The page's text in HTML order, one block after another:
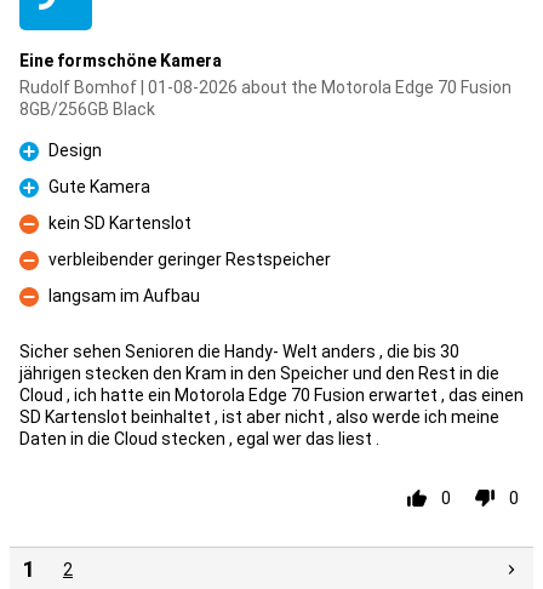
Eine formschöne Kamera
Rudolf Bomhof | 01-08-2026 about the Motorola Edge 70 Fusion
8GB/256GB Black
Pro
Design
Pro
Gute Kamera
Con
kein SD Kartenslot
Con
verbleibender geringer Restspeicher
Con
langsam im Aufbau
Sicher sehen Senioren die Handy- Welt anders , die bis 30
jährigen stecken den Kram in den Speicher und den Rest in die
Cloud , ich hatte ein Motorola Edge 70 Fusion erwartet , das einen
SD Kartenslot beinhaltet , ist aber nicht , also werde ich meine
Daten in die Cloud stecken , egal wer das liest .
0 0
1 2